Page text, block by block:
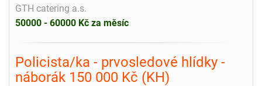
GTH catering a.s.
50000 - 60000 Kč za měsíc
Policista/ka - prvosledové hlídky -
náborák 150 000 Kč (KH)